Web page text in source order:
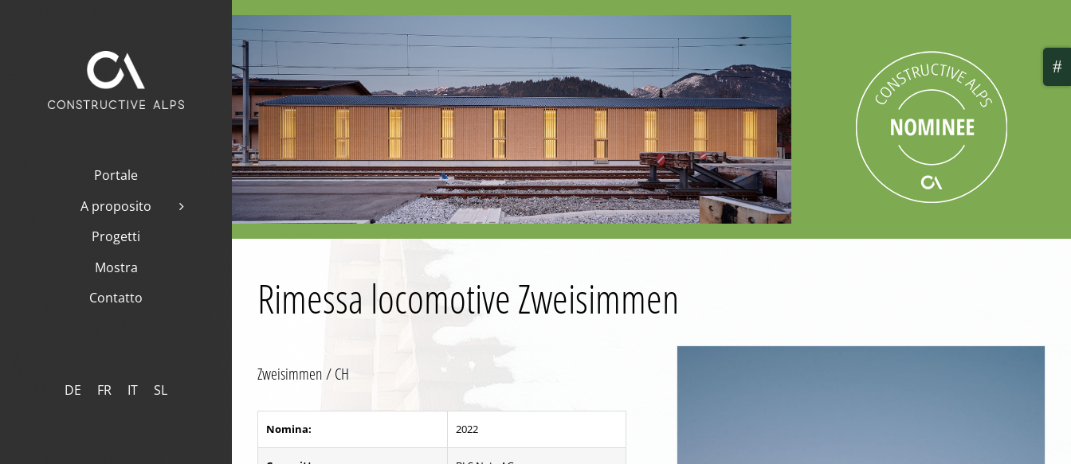
Portale
A proposito
Progetti
Mostra
Contatto
DE FR IT SL
Rimessa locomotive Zweisimmen
Zweisimmen / CH
Nomina: 2022